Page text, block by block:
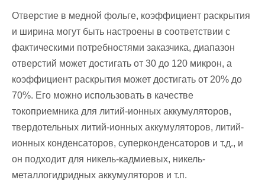
Отверстие в медной фольге, коэффициент раскрытия
и ширина могут быть настроены в соответствии с
фактическими потребностями заказчика, диапазон
отверстий может достигать от 30 до 120 микрон, а
коэффициент раскрытия может достигать от 20% до
70%. Его можно использовать в качестве
токоприемника для литий-ионных аккумуляторов,
твердотельных литий-ионных аккумуляторов, литий-
ионных конденсаторов, суперконденсаторов и т.д., и
он подходит для никель-кадмиевых, никель-
металлогидридных аккумуляторов и т.п.